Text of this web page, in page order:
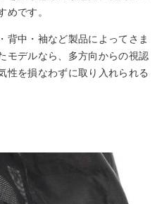
めです。
背中・袖など製品によってさま
モデルなら、多方向からの視認
性を損なわずに取り入れられる